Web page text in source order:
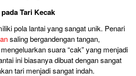
Tari Kecak
pola lantai yang sangat unik. Penari
saling bergandengan tangan,
suara “cak” yang menjadi
ini biasanya dibuat dengan sangat
tari menjadi sangat indah.